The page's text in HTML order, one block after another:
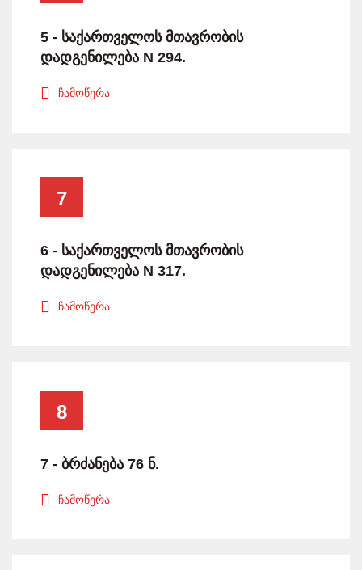
5 - საქართველოს მთავრობის
დადგენილება N 294.
ჩამოწერა
7
6 - საქართველოს მთავრობის
დადგენილება N 317.
ჩამოწერა
8
7 - ბრძანება 76 ნ.
ჩამოწერა